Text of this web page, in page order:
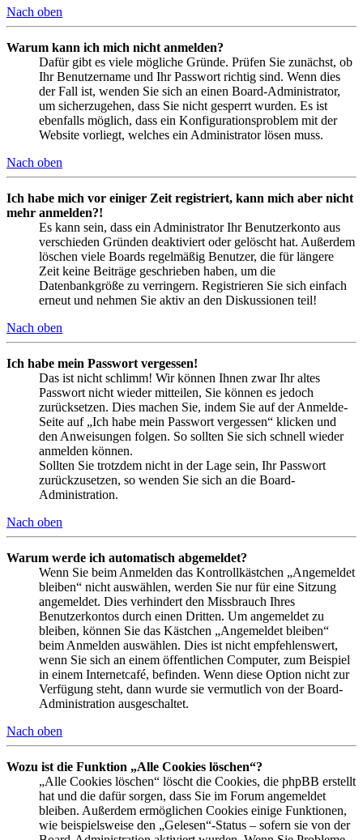
Nach oben
Warum kann ich mich nicht anmelden?
Dafür gibt es viele mögliche Gründe. Prüfen Sie zunächst, ob
Ihr Benutzername und Ihr Passwort richtig sind. Wenn dies
der Fall ist, wenden Sie sich an einen Board-Administrator,
um sicherzugehen, dass Sie nicht gesperrt wurden. Es ist
ebenfalls möglich, dass ein Konfigurationsproblem mit der
Website vorliegt, welches ein Administrator lösen muss.
Nach oben
Ich habe mich vor einiger Zeit registriert, kann mich aber nicht
mehr anmelden?!
Es kann sein, dass ein Administrator Ihr Benutzerkonto aus
verschieden Gründen deaktiviert oder gelöscht hat. Außerdem
löschen viele Boards regelmäßig Benutzer, die für längere
Zeit keine Beiträge geschrieben haben, um die
Datenbankgröße zu verringern. Registrieren Sie sich einfach
erneut und nehmen Sie aktiv an den Diskussionen teil!
Nach oben
Ich habe mein Passwort vergessen!
Das ist nicht schlimm! Wir können Ihnen zwar Ihr altes
Passwort nicht wieder mitteilen, Sie können es jedoch
zurücksetzen. Dies machen Sie, indem Sie auf der Anmelde-
Seite auf „Ich habe mein Passwort vergessen“ klicken und
den Anweisungen folgen. So sollten Sie sich schnell wieder
anmelden können.
Sollten Sie trotzdem nicht in der Lage sein, Ihr Passwort
zurückzusetzen, so wenden Sie sich an die Board-
Administration.
Nach oben
Warum werde ich automatisch abgemeldet?
Wenn Sie beim Anmelden das Kontrollkästchen „Angemeldet
bleiben“ nicht auswählen, werden Sie nur für eine Sitzung
angemeldet. Dies verhindert den Missbrauch Ihres
Benutzerkontos durch einen Dritten. Um angemeldet zu
bleiben, können Sie das Kästchen „Angemeldet bleiben“
beim Anmelden auswählen. Dies ist nicht empfehlenswert,
wenn Sie sich an einem öffentlichen Computer, zum Beispiel
in einem Internetcafé, befinden. Wenn diese Option nicht zur
Verfügung steht, dann wurde sie vermutlich von der Board-
Administration ausgeschaltet.
Nach oben
Wozu ist die Funktion „Alle Cookies löschen“?
„Alle Cookies löschen“ löscht die Cookies, die phpBB erstellt
hat und die dafür sorgen, dass Sie im Forum angemeldet
bleiben. Außerdem ermöglichen Cookies einige Funktionen,
wie beispielsweise den „Gelesen“-Status – sofern sie von der